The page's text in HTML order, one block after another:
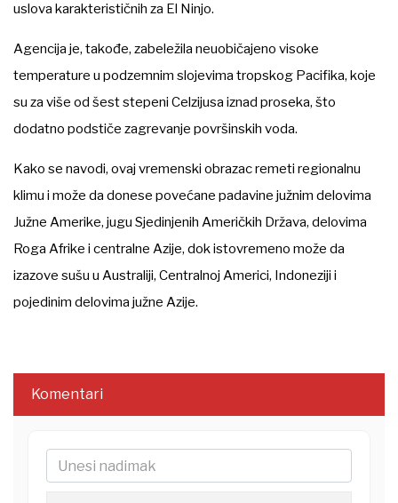
uslova karakterističnih za El Ninjo.
Agencija je, takođe, zabeležila neuobičajeno visoke
temperature u podzemnim slojevima tropskog Pacifika, koje
su za više od šest stepeni Celzijusa iznad proseka, što
dodatno podstiče zagrevanje površinskih voda.
Kako se navodi, ovaj vremenski obrazac remeti regionalnu
klimu i može da donese povećane padavine južnim delovima
Južne Amerike, jugu Sjedinjenih Američkih Država, delovima
Roga Afrike i centralne Azije, dok istovremeno može da
izazove sušu u Australiji, Centralnoj Americi, Indoneziji i
pojedinim delovima južne Azije.
Komentari